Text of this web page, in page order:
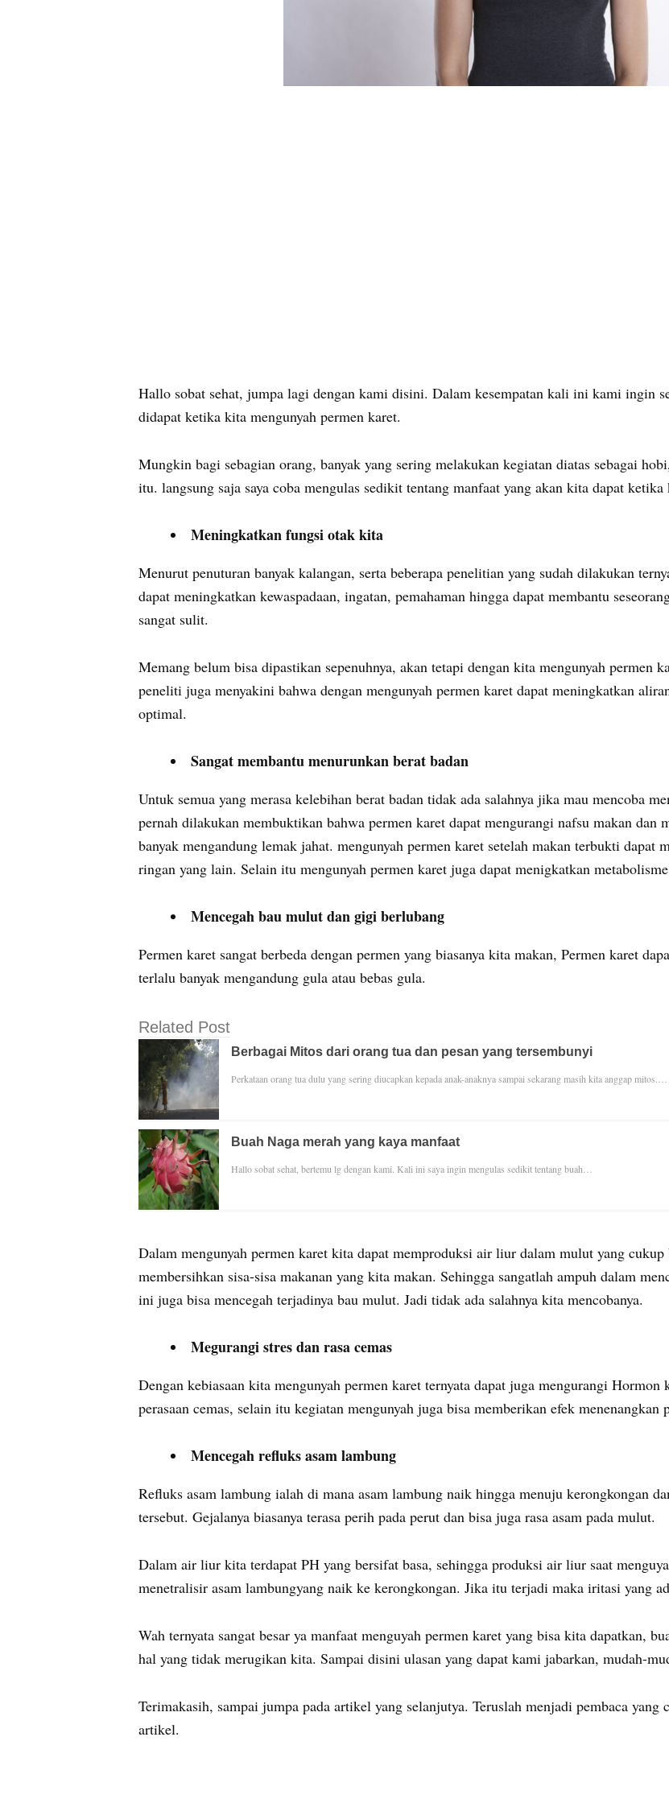
Hallo sobat sehat, jumpa lagi dengan kami disini. Dalam kesempatan kali ini kami ingin
didapat ketika kita mengunyah permen karet.
Mungkin bagi sebagian orang, banyak yang sering melakukan kegiatan diatas sebagai
itu. langsung saja saya coba mengulas sedikit tentang manfaat yang akan kita dapat
Meningkatkan fungsi otak kita
Menurut penuturan banyak kalangan, serta beberapa penelitian yang sudah dilakukan
dapat meningkatkan kewaspadaan, ingatan, pemahaman hingga dapat membantu
sangat sulit.
Memang belum bisa dipastikan sepenuhnya, akan tetapi dengan kita mengunyah permen
peneliti juga menyakini bahwa dengan mengunyah permen karet dapat meningkatkan
optimal.
Sangat membantu menurunkan berat badan
Untuk semua yang merasa kelebihan berat badan tidak ada salahnya jika mau mencoba
pernah dilakukan membuktikan bahwa permen karet dapat mengurangi nafsu makan dan
banyak mengandung lemak jahat. mengunyah permen karet setelah makan terbukti dapat
ringan yang lain. Selain itu mengunyah permen karet juga dapat menigkatkan
Mencegah bau mulut dan gigi berlubang
Permen karet sangat berbeda dengan permen yang biasanya kita makan, Permen karet
terlalu banyak mengandung gula atau bebas gula.
Related Post
Berbagai Mitos dari orang tua dan pesan yang tersembunyi
Perkataan orang tua dulu yang sering diucapkan kepada anak-anaknya sampai sekarang masih kita anggap mitos.…
Buah Naga merah yang kaya manfaat
Hallo sobat sehat, bertemu lg dengan kami. Kali ini saya ingin mengulas sedikit tentang buah…
Dalam mengunyah permen karet kita dapat memproduksi air liur dalam mulut yang
membersihkan sisa-sisa makanan yang kita makan. Sehingga sangatlah ampuh dalam
ini juga bisa mencegah terjadinya bau mulut. Jadi tidak ada salahnya kita mencobanya.
Megurangi stres dan rasa cemas
Dengan kebiasaan kita mengunyah permen karet ternyata dapat juga mengurangi
perasaan cemas, selain itu kegiatan mengunyah juga bisa memberikan efek menenangkan
Mencegah refluks asam lambung
Refluks asam lambung ialah di mana asam lambung naik hingga menuju kerongkongan
tersebut. Gejalanya biasanya terasa perih pada perut dan bisa juga rasa asam pada mulut.
Dalam air liur kita terdapat PH yang bersifat basa, sehingga produksi air liur saat
menetralisir asam lambungyang naik ke kerongkongan. Jika itu terjadi maka iritasi yang
Wah ternyata sangat besar ya manfaat menguyah permen karet yang bisa kita dapatkan,
hal yang tidak merugikan kita. Sampai disini ulasan yang dapat kami jabarkan, mudah-
Terimakasih, sampai jumpa pada artikel yang selanjutya. Teruslah menjadi pembaca yang
artikel.